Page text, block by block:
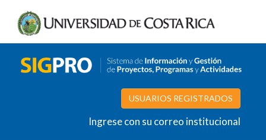
USUARIOS REGISTRADOS
Ingrese con su correo institucional